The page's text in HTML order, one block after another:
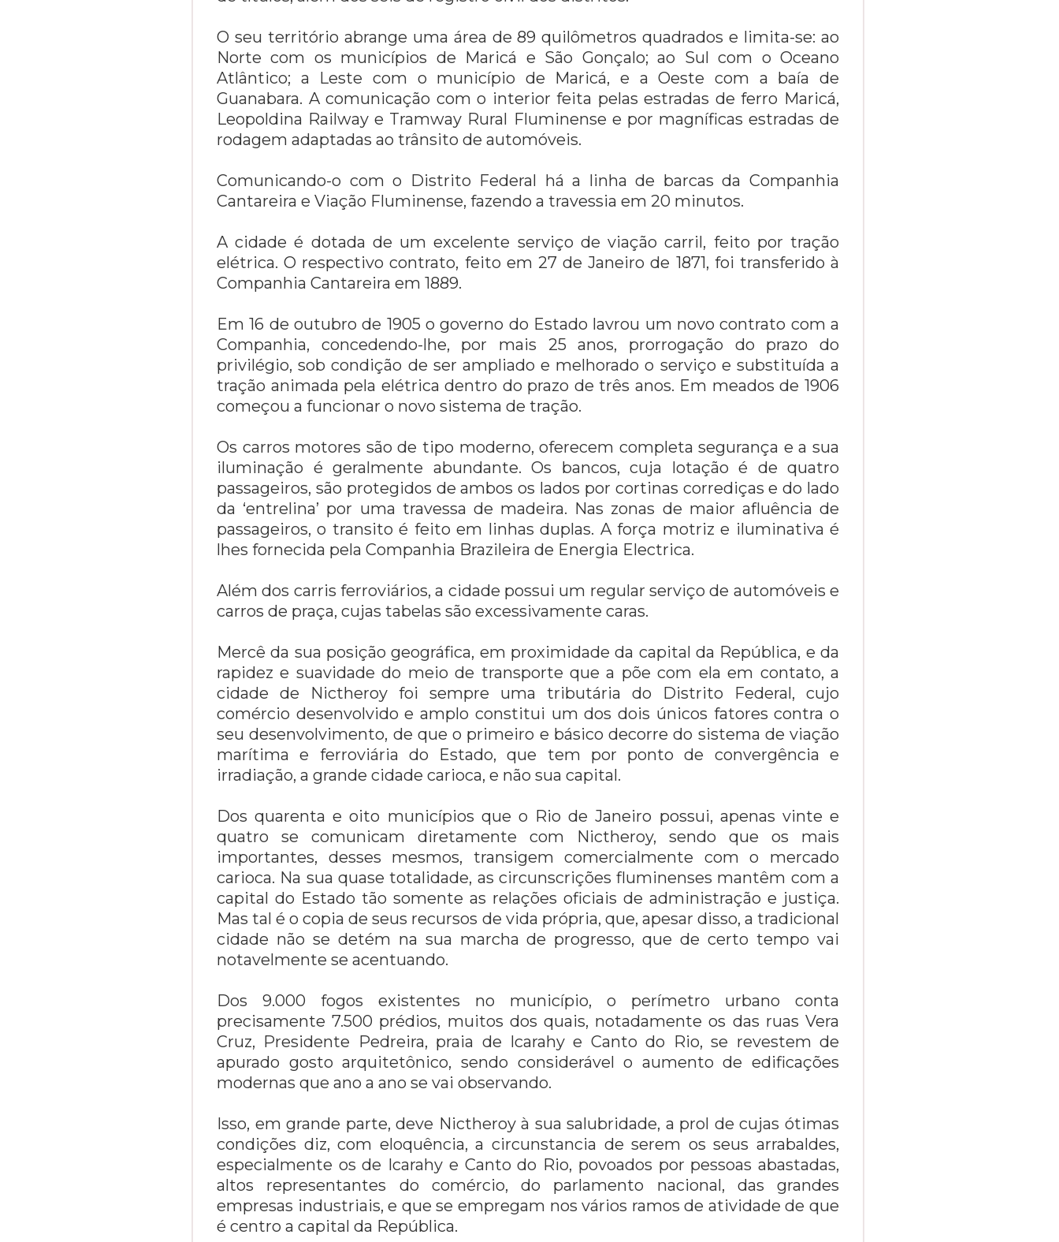
O seu território abrange uma área de 89 quilômetros quadrados e limita-se: ao
Norte com os municípios de Maricá e São Gonçalo; ao Sul com o Oceano
Atlântico; a Leste com o município de Maricá, e a Oeste com a baía de
Guanabara. A comunicação com o interior feita pelas estradas de ferro Maricá,
Leopoldina Railway e Tramway Rural Fluminense e por magníficas estradas de
rodagem adaptadas ao trânsito de automóveis.
Comunicando-o com o Distrito Federal há a linha de barcas da Companhia
Cantareira e Viação Fluminense, fazendo a travessia em 20 minutos.
A cidade é dotada de um excelente serviço de viação carril, feito por tração
elétrica. O respectivo contrato, feito em 27 de Janeiro de 1871, foi transferido à
Companhia Cantareira em 1889.
Em 16 de outubro de 1905 o governo do Estado lavrou um novo contrato com a
Companhia, concedendo-lhe, por mais 25 anos, prorrogação do prazo do
privilégio, sob condição de ser ampliado e melhorado o serviço e substituída a
tração animada pela elétrica dentro do prazo de três anos. Em meados de 1906
começou a funcionar o novo sistema de tração.
Os carros motores são de tipo moderno, oferecem completa segurança e a sua
iluminação é geralmente abundante. Os bancos, cuja lotação é de quatro
passageiros, são protegidos de ambos os lados por cortinas corrediças e do lado
da ‘entrelina’ por uma travessa de madeira. Nas zonas de maior afluência de
passageiros, o transito é feito em linhas duplas. A força motriz e iluminativa é
lhes fornecida pela Companhia Brazileira de Energia Electrica.
Além dos carris ferroviários, a cidade possui um regular serviço de automóveis e
carros de praça, cujas tabelas são excessivamente caras.
Mercê da sua posição geográfica, em proximidade da capital da República, e da
rapidez e suavidade do meio de transporte que a põe com ela em contato, a
cidade de Nictheroy foi sempre uma tributária do Distrito Federal, cujo
comércio desenvolvido e amplo constitui um dos dois únicos fatores contra o
seu desenvolvimento, de que o primeiro e básico decorre do sistema de viação
marítima e ferroviária do Estado, que tem por ponto de convergência e
irradiação, a grande cidade carioca, e não sua capital.
Dos quarenta e oito municípios que o Rio de Janeiro possui, apenas vinte e
quatro se comunicam diretamente com Nictheroy, sendo que os mais
importantes, desses mesmos, transigem comercialmente com o mercado
carioca. Na sua quase totalidade, as circunscrições fluminenses mantêm com a
capital do Estado tão somente as relações oficiais de administração e justiça.
Mas tal é o copia de seus recursos de vida própria, que, apesar disso, a tradicional
cidade não se detém na sua marcha de progresso, que de certo tempo vai
notavelmente se acentuando.
Dos 9.000 fogos existentes no município, o perímetro urbano conta
precisamente 7.500 prédios, muitos dos quais, notadamente os das ruas Vera
Cruz, Presidente Pedreira, praia de Icarahy e Canto do Rio, se revestem de
apurado gosto arquitetônico, sendo considerável o aumento de edificações
modernas que ano a ano se vai observando.
Isso, em grande parte, deve Nictheroy à sua salubridade, a prol de cujas ótimas
condições diz, com eloquência, a circunstancia de serem os seus arrabaldes,
especialmente os de Icarahy e Canto do Rio, povoados por pessoas abastadas,
altos representantes do comércio, do parlamento nacional, das grandes
empresas industriais, e que se empregam nos vários ramos de atividade de que
é centro a capital da República.